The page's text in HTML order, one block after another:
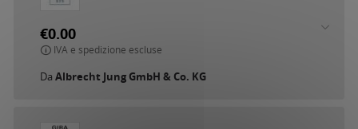
€0.00
IVA e spedizione escluse
Da Albrecht Jung GmbH & Co. KG